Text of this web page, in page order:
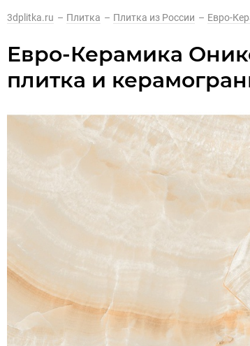
3dplitka.ru – Плитка – Плитка из России – Евро-
Евро-Керамика
плитка и